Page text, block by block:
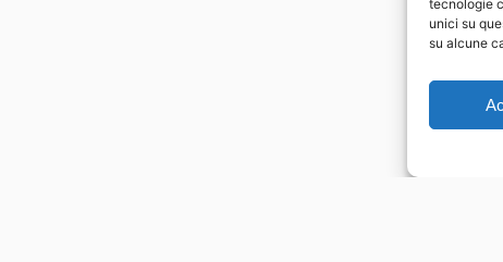
tecnologie
unici su
su alcune